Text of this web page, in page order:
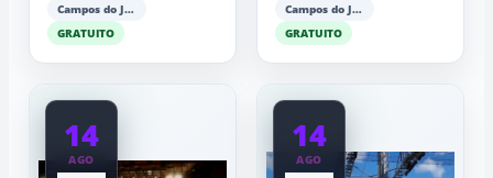
Campos do Jordão
GRATUITO
Campos do Jordão
GRATUITO
14
AGO
14
AGO